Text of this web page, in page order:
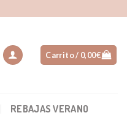
Carrito / 0,00€
REBAJAS VERANO